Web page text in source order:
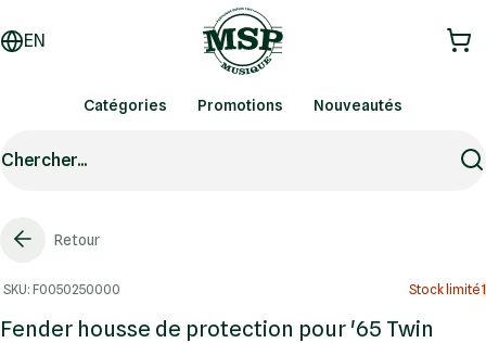
EN
Catégories Promotions Nouveautés
Chercher...
Retour
SKU: F0050250000 Stock limité1
Fender housse de protection pour '65 Twin